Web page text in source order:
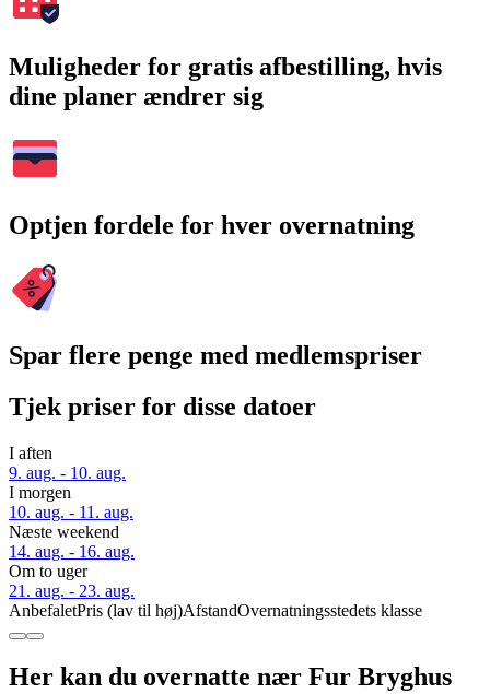
Muligheder for gratis afbestilling, hvis
dine planer ændrer sig
Optjen fordele for hver overnatning
Spar flere penge med medlemspriser
Tjek priser for disse datoer
I aften
9. aug. - 10. aug.
I morgen
10. aug. - 11. aug.
Næste weekend
14. aug. - 16. aug.
Om to uger
21. aug. - 23. aug.
AnbefaletPris (lav til høj)AfstandOvernatningsstedets klasse
Her kan du overnatte nær Fur Bryghus